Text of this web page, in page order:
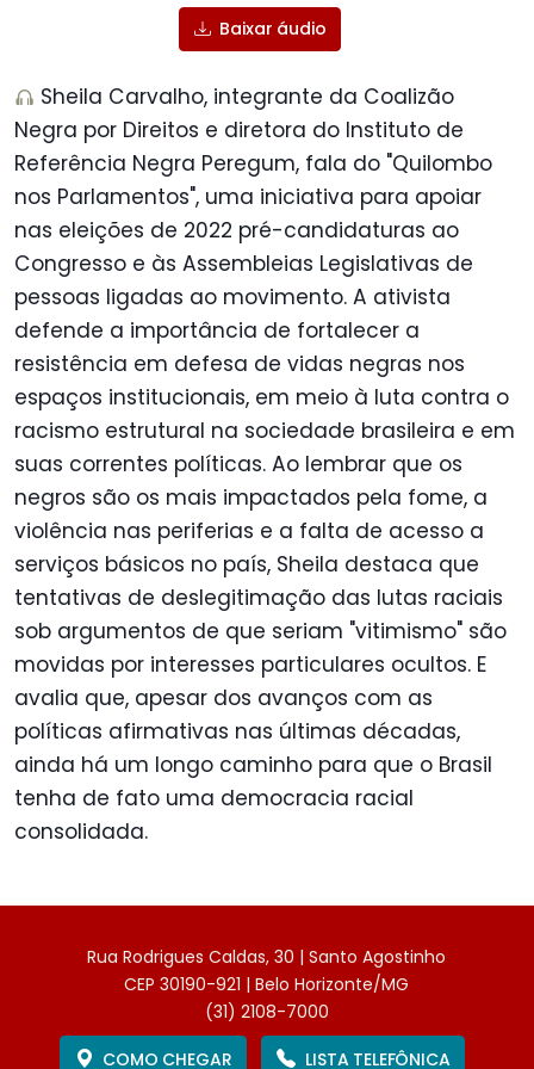
Baixar áudio
Sheila Carvalho, integrante da Coalizão
Negra por Direitos e diretora do Instituto de
Referência Negra Peregum, fala do "Quilombo
nos Parlamentos", uma iniciativa para apoiar
nas eleições de 2022 pré-candidaturas ao
Congresso e às Assembleias Legislativas de
pessoas ligadas ao movimento. A ativista
defende a importância de fortalecer a
resistência em defesa de vidas negras nos
espaços institucionais, em meio à luta contra o
racismo estrutural na sociedade brasileira e em
suas correntes políticas. Ao lembrar que os
negros são os mais impactados pela fome, a
violência nas periferias e a falta de acesso a
serviços básicos no país, Sheila destaca que
tentativas de deslegitimação das lutas raciais
sob argumentos de que seriam "vitimismo" são
movidas por interesses particulares ocultos. E
avalia que, apesar dos avanços com as
políticas afirmativas nas últimas décadas,
ainda há um longo caminho para que o Brasil
tenha de fato uma democracia racial
consolidada.
Rua Rodrigues Caldas, 30 | Santo Agostinho
CEP 30190-921 | Belo Horizonte/MG
(31) 2108-7000
COMO CHEGAR
LISTA TELEFÔNICA